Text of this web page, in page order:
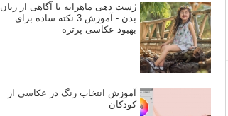
ژست دهی ماهرانه با آگاهی از زبان
بدن - آموزش 3 نکته ساده برای
بهبود عکاسی پرتره
آموزش انتخاب رنگ در عکاسی از
کودکان